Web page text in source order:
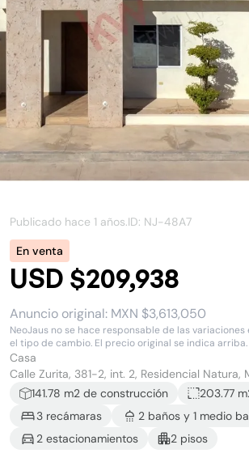
Publicado hace 1 años.ID: NJ-48A7
En venta
USD $209,938
Anuncio original: MXN $3,613,050
NeoJaus no se hace responsable de las variaciones
el tipo de cambio. El precio original se indica arriba.
Casa
Calle Zurita, 381-2, int. 2, Residencial Natura,
141.78 m2 de construcción 203.77
3 recámaras 2 baños y 1 medio
2 estacionamientos 2 pisos